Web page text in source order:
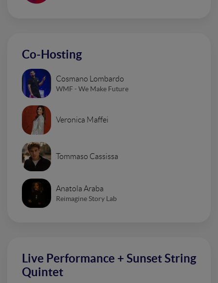
Co-Hosting
Cosmano Lombardo
WMF - We Make Future
Veronica Maffei
Tommaso Cassissa
Anatola Araba
Reimagine Story Lab
Live Performance + Sunset String
Quintet